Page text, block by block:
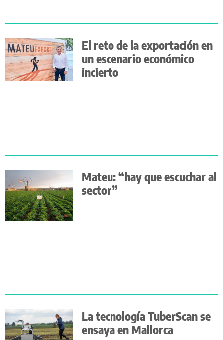
El reto de la exportación en
un escenario económico
incierto
Mateu: “hay que escuchar al
sector”
La tecnología TuberScan se
ensaya en Mallorca